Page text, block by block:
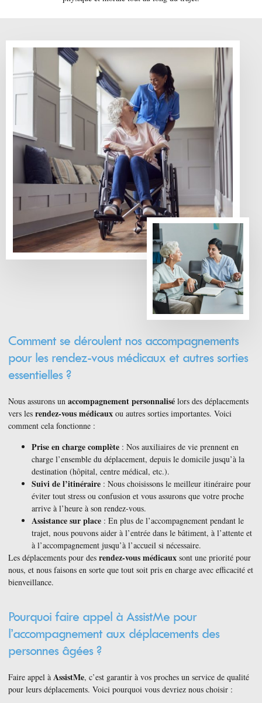
Comment se déroulent nos accompagnements
pour les rendez-vous médicaux et autres sorties
essentielles ?
Nous assurons un accompagnement personnalisé lors des déplacements
vers les rendez-vous médicaux ou autres sorties importantes. Voici
comment cela fonctionne :
Prise en charge complète : Nos auxiliaires de vie prennent en
charge l’ensemble du déplacement, depuis le domicile jusqu’à la
destination (hôpital, centre médical, etc.).
Suivi de l’itinéraire : Nous choisissons le meilleur itinéraire pour
éviter tout stress ou confusion et vous assurons que votre proche
arrive à l’heure à son rendez-vous.
Assistance sur place : En plus de l’accompagnement pendant le
trajet, nous pouvons aider à l’entrée dans le bâtiment, à l’attente et
à l’accompagnement jusqu’à l’accueil si nécessaire.
Les déplacements pour des rendez-vous médicaux sont une priorité pour
nous, et nous faisons en sorte que tout soit pris en charge avec efficacité et
bienveillance.
Pourquoi faire appel à AssistMe pour
l’accompagnement aux déplacements des
personnes âgées ?
Faire appel à AssistMe, c’est garantir à vos proches un service de qualité
pour leurs déplacements. Voici pourquoi vous devriez nous choisir :